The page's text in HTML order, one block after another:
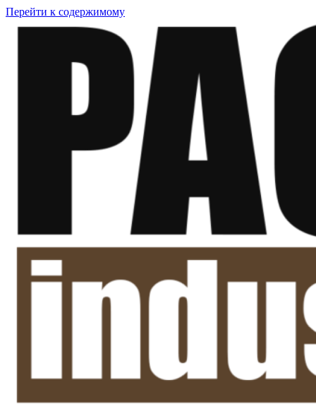
Перейти к содержимому